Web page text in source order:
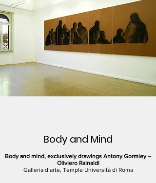
Body and Mind
Body and mind, exclusively drawings Antony Gormley –
Oliviero Rainaldi
Galleria d’arte, Temple Università di Roma